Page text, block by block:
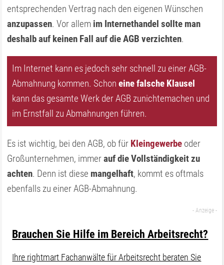
entsprechenden Vertrag nach den eigenen Wünschen
anzupassen. Vor allem im Internethandel sollte man
deshalb auf keinen Fall auf die AGB verzichten.
Im Internet kann es jedoch sehr schnell zu einer AGB-
Abmahnung kommen. Schoneine falsche Klausel
kann das gesamte Werk der AGB zunichtemachen und
im Ernstfall zu Abmahnungen führen.
Es ist wichtig, bei den AGB, ob für Kleingewerbe oder
Großunternehmen, immerauf die Vollständigkeit zu
achten. Denn ist diese mangelhaft, kommt es oftmals
ebenfalls zu einer AGB-Abmahnung.
Brauchen Sie Hilfe im Bereich Arbeitsrecht?
Ihre rightmart Fachanwälte für Arbeitsrecht beraten Sie